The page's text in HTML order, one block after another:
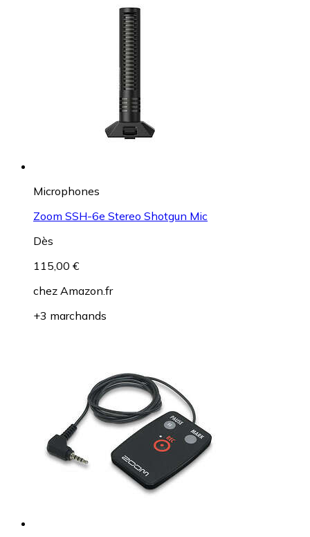
Microphones
Zoom SSH-6e Stereo Shotgun Mic
Dès
115,00 €
chez Amazon.fr
+3 marchands